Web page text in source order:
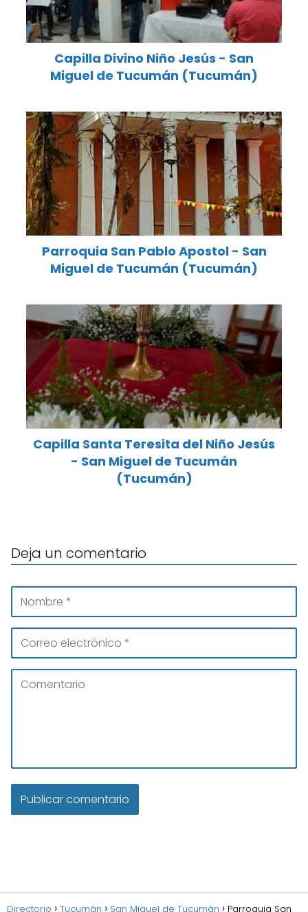
Capilla Divino Niño Jesús - San
Miguel de Tucumán (Tucumán)
Parroquia San Pablo Apostol - San
Miguel de Tucumán (Tucumán)
Capilla Santa Teresita del Niño Jesús
- San Miguel de Tucumán
(Tucumán)
Deja un comentario
Directorio Tucumán San Miguel de Tucumán Parroquia San